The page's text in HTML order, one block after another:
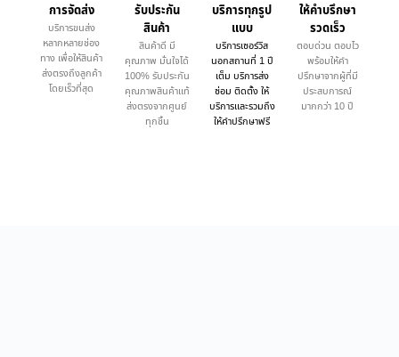
การจัดส่ง
บริการขนส่ง
หลากหลายช่อง
ทาง เพื่อให้สินค้า
ส่งตรงถึงลูกค้า
โดยเร็วที่สุด
รับประกัน
สินค้า
สินค้าดี มี
คุณภาพ มั่นใจได้
100% รับประกัน
คุณภาพสินค้าแท้
ส่งตรงจากศูนย์
ทุกชิ้น
บริการทุกรูป
แบบ
บริการเซอร์วิส
นอกสถานที่ 1 ปี
เต็ม บริการส่ง
ซ่อม ติดตั้ง ให้
บริการและรวมถึง
ให้คำปรึกษาฟรี
ให้คำบรึกษา
รวดเร็ว
ตอบด่วน ตอบไว
พร้อมให้คำ
ปรึกษาจากผู้ที่มี
ประสบการณ์
มากกว่า 10 ปี